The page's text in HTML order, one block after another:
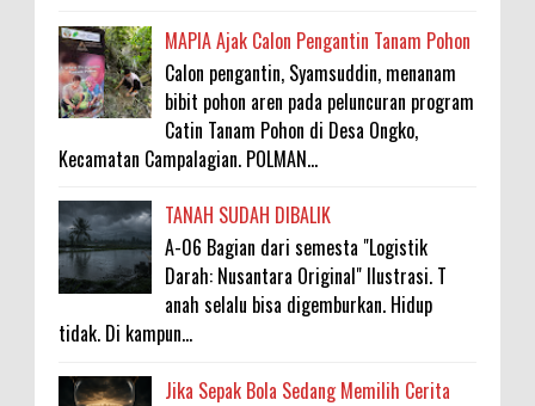
MAPIA Ajak Calon Pengantin Tanam Pohon
Calon pengantin, Syamsuddin, menanam
bibit pohon aren pada peluncuran program
Catin Tanam Pohon di Desa Ongko,
Kecamatan Campalagian. POLMAN...
TANAH SUDAH DIBALIK
A-06 Bagian dari semesta "Logistik
Darah: Nusantara Original" Ilustrasi. T
anah selalu bisa digemburkan. Hidup
tidak. Di kampun...
Jika Sepak Bola Sedang Memilih Cerita